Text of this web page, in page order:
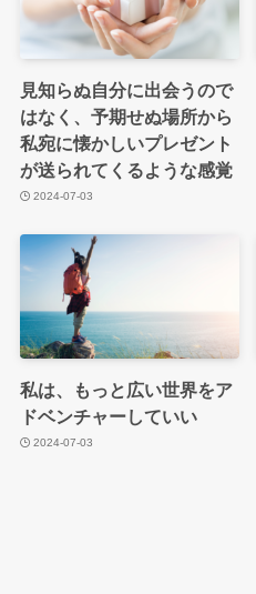
見知らぬ自分に出会うので
はなく、予期せぬ場所から
私宛に懐かしいプレゼント
が送られてくるような感覚
2024-07-03
私は、もっと広い世界をア
ドベンチャーしていい
2024-07-03